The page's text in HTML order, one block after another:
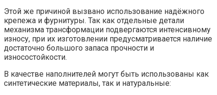
Этой же причиной вызвано использование надёжного
крепежа и фурнитуры. Так как отдельные детали
механизма трансформации подвергаются интенсивному
износу, при их изготовлении предусматривается наличие
достаточно большого запаса прочности и
износостойкости.
В качестве наполнителей могут быть использованы как
синтетические материалы, так и натуральные: